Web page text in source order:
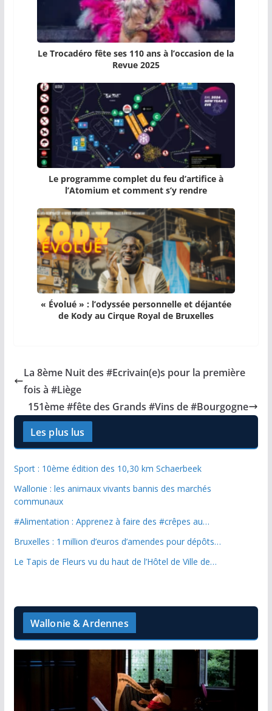
Le Trocadéro fête ses 110 ans à l’occasion de la
Revue 2025
Le programme complet du feu d’artifice à
l’Atomium et comment s’y rendre
« Évolué » : l’odyssée personnelle et déjantée
de Kody au Cirque Royal de Bruxelles
La 8ème Nuit des #Ecrivain(e)s pour la première
fois à #Liège
151ème #fête des Grands #Vins de #Bourgogne
Les plus lus
Sport : 10ème édition des 10,30 km Schaerbeek
Wallonie : les animaux vivants bannis des marchés
communaux
#Alimentation : Apprenez à faire des #crêpes au…
Bruxelles : 1 million d’euros d’amendes pour dépôts…
Le Tapis de Fleurs vu du haut de l’Hôtel de Ville de…
Wallonie & Ardennes